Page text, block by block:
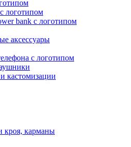
логотипом
bank с логотипом
аксессуары
с логотипом
кастомизации
кроя, карманы